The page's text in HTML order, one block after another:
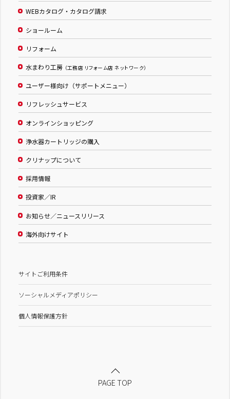
WEBカタログ・カタログ請求
ショールーム
リフォーム
水まわり工房 （工務店 リフォーム店 ネットワーク）
ユーザー様向け（サポートメニュー）
リフレッシュサービス
オンラインショッピング
浄水器カートリッジの購入
クリナップについて
採用情報
投資家／IR
お知らせ／ニュースリリース
海外向けサイト
サイトご利用条件
ソーシャルメディアポリシー
個人情報保護方針
PAGE TOP